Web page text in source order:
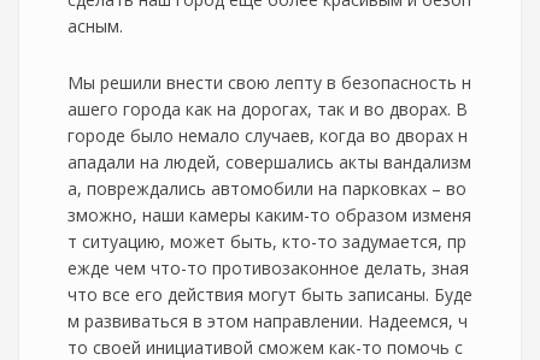
асным.
Мы решили внести свою лепту в безопасность н
ашего города как на дорогах, так и во дворах. В
городе было немало случаев, когда во дворах н
ападали на людей, совершались акты вандализм
а, повреждались автомобили на парковках – во
зможно, наши камеры каким-то образом изменя
т ситуацию, может быть, кто-то задумается, пр
ежде чем что-то противозаконное делать, зная
что все его действия могут быть записаны. Буде
м развиваться в этом направлении. Надеемся, ч
то своей инициативой сможем как-то помочь с